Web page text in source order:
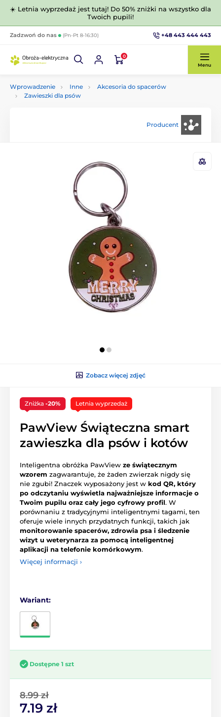
☀️ Letnia wyprzedaż jest tutaj! Do 50% zniżki na wszystko dla
Twoich pupili!
Zadzwoń do nas (Pn-Pt 8-16:30) +48 443 444 443
0
Menu
Wprowadzenie Inne
Akcesoria do spacerów
Zawieszki dla psów
Producent
Zobacz więcej zdjęć
Zniżka -20% Letnia wyprzedaż
PawView Świąteczna smart
zawieszka dla psów i kotów
Inteligentna obróżka PawView ze świątecznym
wzorem zagwarantuje, że żaden zwierzak nigdy się
nie zgubi! Znaczek wyposażony jest w kod QR, który
po odczytaniu wyświetla najważniejsze informacje o
Twoim pupilu oraz cały jego cyfrowy profil. W
porównaniu z tradycyjnymi inteligentnymi tagami, ten
oferuje wiele innych przydatnych funkcji, takich jak
monitorowanie spacerów, zdrowia psa i śledzenie
wizyt u weterynarza za pomocą inteligentnej
aplikacji na telefonie komórkowym.
Więcej informacji ›
Wariant:
Dostępne 1 szt
8.99 zł
7.19 zł